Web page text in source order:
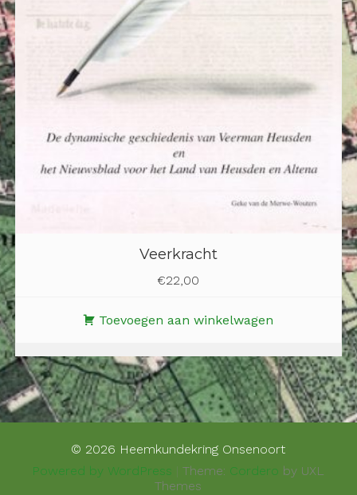
Veerkracht
€22,00
Toevoegen aan winkelwagen
© 2026 Heemkundekring Onsenoort
Powered by WordPress
|Theme: Cordero by UXL
Themes